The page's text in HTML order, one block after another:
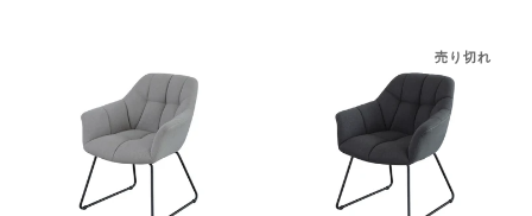
売り切れ